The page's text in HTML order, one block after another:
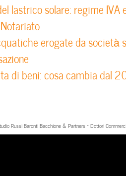
lastrico solare: regime IVA
erogate da società
di beni: cosa cambia dal
Russi Baronti Bacchione & Partners - Dottori